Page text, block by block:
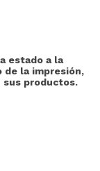
estado a la
de la impresión,
sus productos.